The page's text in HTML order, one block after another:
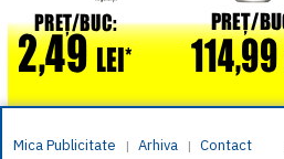
Mica Publicitate | Arhiva | Contact